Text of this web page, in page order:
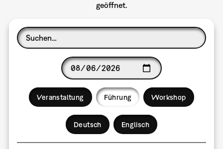
geöffnet.
Veranstaltung Führung Workshop
Deutsch Englisch